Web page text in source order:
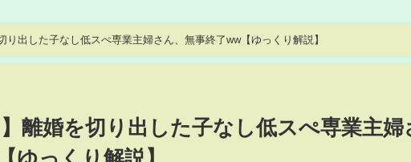
り出した子なし低スぺ専業主婦さん、無事終了ww【ゆっくり解説】
】離婚を切り出した子なし低スぺ専業主婦